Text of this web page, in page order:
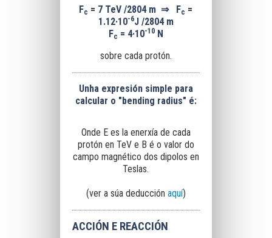
Fc = 7 TeV /2804 m ⇒Fc =
1.12·10-6J /2804 m
Fc = 4·10-10N
sobre cada protón.
Unha expresión simple para
calcular o "bending radius" é:
Onde E es la enerxía de cada
protón en TeV e B é o valor do
campo magnético dos dipolos en
Teslas.
(ver a súa deducción aquí)
ACCIÓN E REACCIÓN